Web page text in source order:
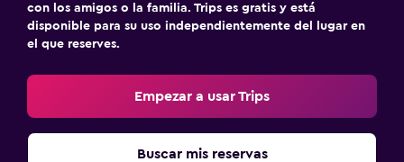
con los amigos o la familia. Trips es gratis y está
disponible para su uso independientemente del lugar en
el que reserves.
Empezar a usar Trips
Buscar mis reservas